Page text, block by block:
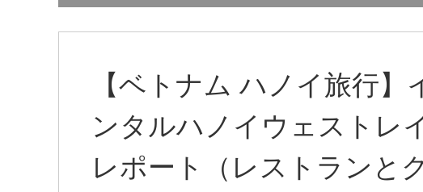
【ベトナム ハノイ旅行
ンタルハノイウェストレ
レポート（レストランと